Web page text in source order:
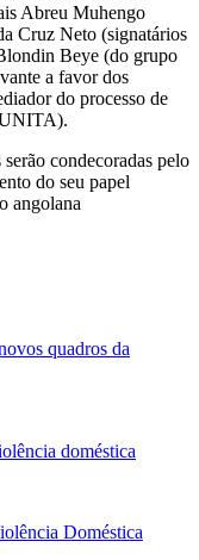
Abreu Muhengo
Cruz Neto (signatários
Beye (do grupo
a favor dos
do processo de
UNITA).
condecoradas pelo
do seu papel
angolana
quadros da
doméstica
Doméstica